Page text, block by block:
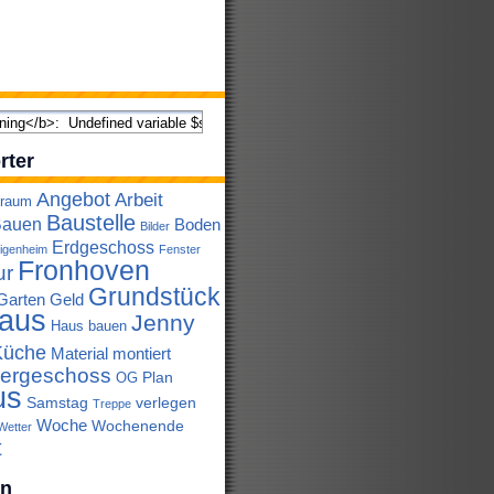
Angebot Arbeit
Baustelle Bilder Boden
Erdgeschoss Fenster
Fronhoven
Geld Grundstück
Haus bauen Jenny
Material montiert
OG Plan
Samstag Treppe verlegen
Woche Wochenende